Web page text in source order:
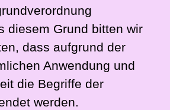
diesem Grund bitten wir
dass aufgrund der
Anwendung und
die Begriffe der
werden.